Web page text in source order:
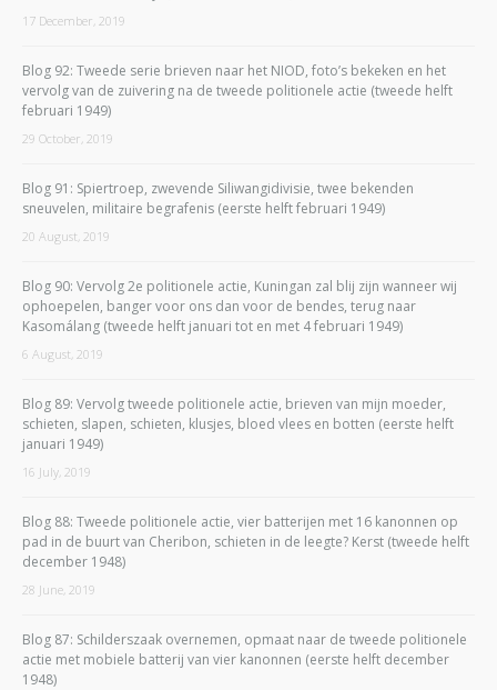
17 December, 2019
Blog 92: Tweede serie brieven naar het NIOD, foto’s bekeken en het
vervolg van de zuivering na de tweede politionele actie (tweede helft
februari 1949)
29 October, 2019
Blog 91: Spiertroep, zwevende Siliwangidivisie, twee bekenden
sneuvelen, militaire begrafenis (eerste helft februari 1949)
20 August, 2019
Blog 90: Vervolg 2e politionele actie, Kuningan zal blij zijn wanneer wij
ophoepelen, banger voor ons dan voor de bendes, terug naar
Kasomálang (tweede helft januari tot en met 4 februari 1949)
6 August, 2019
Blog 89: Vervolg tweede politionele actie, brieven van mijn moeder,
schieten, slapen, schieten, klusjes, bloed vlees en botten (eerste helft
januari 1949)
16 July, 2019
Blog 88: Tweede politionele actie, vier batterijen met 16 kanonnen op
pad in de buurt van Cheribon, schieten in de leegte? Kerst (tweede helft
december 1948)
28 June, 2019
Blog 87: Schilderszaak overnemen, opmaat naar de tweede politionele
actie met mobiele batterij van vier kanonnen (eerste helft december
1948)